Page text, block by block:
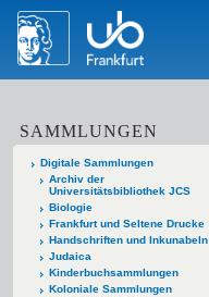
SAMMLUNGEN
Digitale Sammlungen
Archiv der
Universitätsbibliothek JCS
Biologie
Frankfurt und Seltene Drucke
Handschriften und Inkunabeln
Judaica
Kinderbuchsammlungen
Koloniale Sammlungen